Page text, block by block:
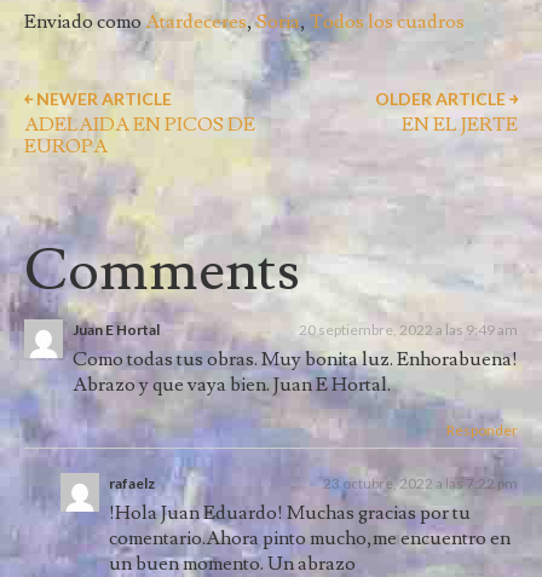
Enviado comoAtardeceres,Soria, Todos los cuadros
￩ NEWER ARTICLE
ADELAIDA EN PICOS DE
EUROPA
OLDER ARTICLE ￫
EN EL JERTE
Comments
Juan E Hortal 20 septiembre, 2022 a las 9:49 am
Como todas tus obras. Muy bonita luz. Enhorabuena!
Abrazo y que vaya bien. Juan E Hortal.
Responder
rafaelz 23 octubre, 2022 a las 7:22 pm
!Hola Juan Eduardo! Muchas gracias por tu
comentario.Ahora pinto mucho,me encuentro en
un buen momento. Un abrazo